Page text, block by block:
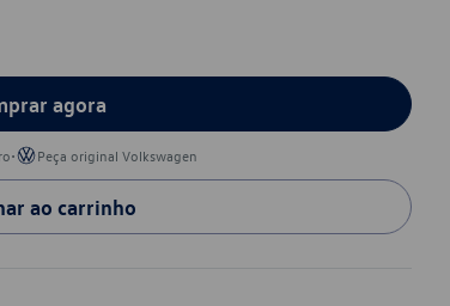
agora
• Peça original Volkswagen
ao carrinho